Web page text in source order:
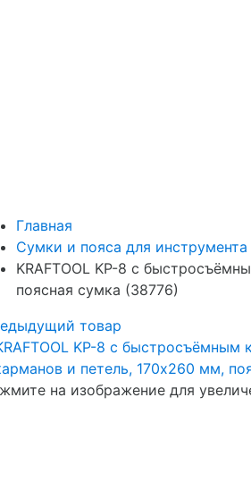
Главная
Сумки и пояса для инструмента
KRAFTOOL KP-8 с
поясная сумка (38776)
товар
на изображение для